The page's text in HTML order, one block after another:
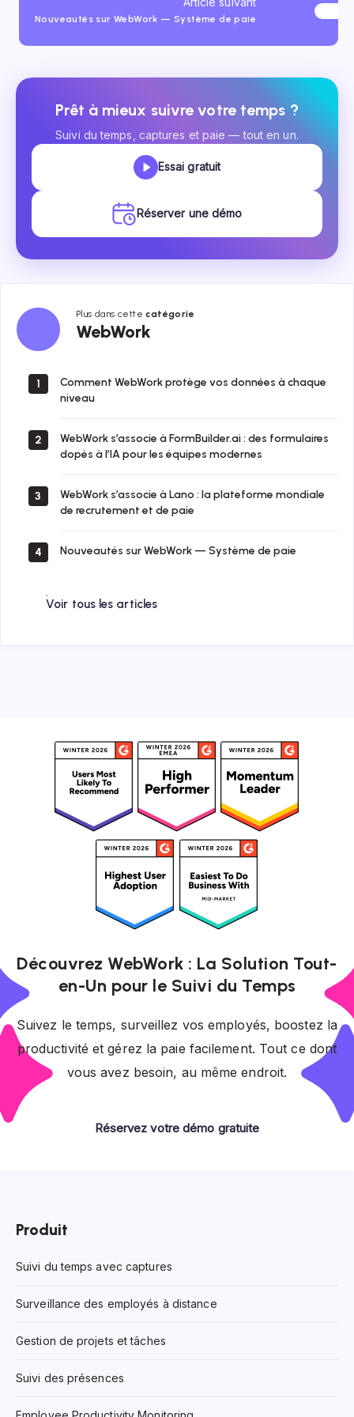
Nouveautés sur WebWork — Système de paie
Prêt à mieux suivre votre temps ?
Suivi du temps, captures et paie — tout en un.
Essai gratuit
Réserver une démo
Plus dans cettecatégorie
WebWork
WebWork
1
Comment WebWork protège vos données à chaque
niveau
2
WebWork s’associe à FormBuilder.ai : des formulaires
dopés à l’IA pour les équipes modernes
3
WebWork s’associe à Lano : la plateforme mondiale
de recrutement et de paie
4 Nouveautés sur WebWork — Système de paie
Voir tous les articles
Découvrez WebWork : La Solution Tout-
en-Un pour le Suivi du Temps
Suivez le temps, surveillez vos employés, boostez la
productivité et gérez la paie facilement. Tout ce dont
vous avez besoin, au même endroit.
Réservez votre démo gratuite
Produit
Suivi du temps avec captures
Surveillance des employés à distance
Gestion de projets et tâches
Suivi des présences